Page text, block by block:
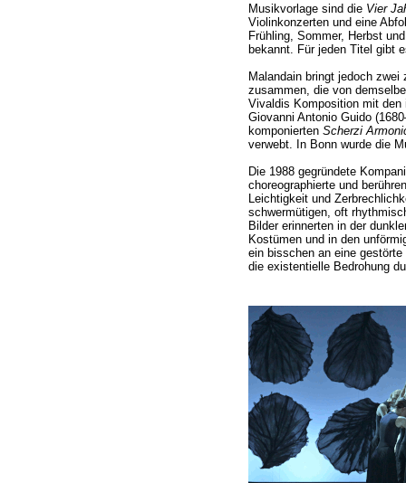
Musikvorlage sind die Vier
Violinkonzerten und eine
Frühling, Sommer, Herbst
bekannt. Für jeden Titel gibt
Malandain bringt jedoch
zusammen, die von
Vivaldis Komposition mit den
Giovanni Antonio Guido
komponierten Scherzi
verwebt. In Bonn wurde die
Die 1988 gegründete
choreographierte und
Leichtigkeit und
schwermütigen, oft
Bilder erinnerten in der
Kostümen und in den
ein bisschen an eine
die existentielle Bedrohung